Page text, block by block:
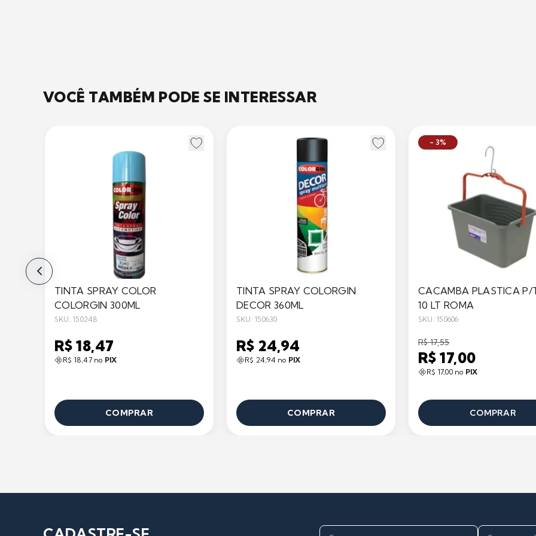
VOCÊ TAMBÉM PODE SE INTERESSAR
TINTA SPRAY COLOR
COLORGIN 300ML
SKU: 150248
R$ 18,47
R$ 18,47 no PIX
COMPRAR
TINTA SPRAY COLORGIN
DECOR 360ML
SKU: 150630
R$ 24,94
R$ 24,94 no PIX
COMPRAR
CACAMBA PLASTICA P/
10 LT ROMA
SKU: 150606
R$ 17,55
R$ 17,00
R$ 17,00 no PIX
- 3%
COMPRAR